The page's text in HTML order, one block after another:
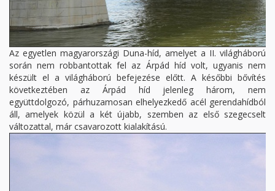
Az egyetlen magyarországi Duna-híd, amelyet a II. világháború
során nem robbantottak fel az Árpád híd volt, ugyanis nem
készült el a világháború befejezése előtt. A későbbi bővítés
következtében az Árpád híd jelenleg három, nem
együttdolgozó, párhuzamosan elhelyezkedő acél gerendahídból
áll, amelyek közül a két újabb, szemben az első szegecselt
változattal, már csavarozott kialakítású.